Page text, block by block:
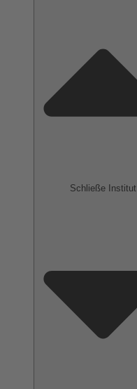
Schließe Institut